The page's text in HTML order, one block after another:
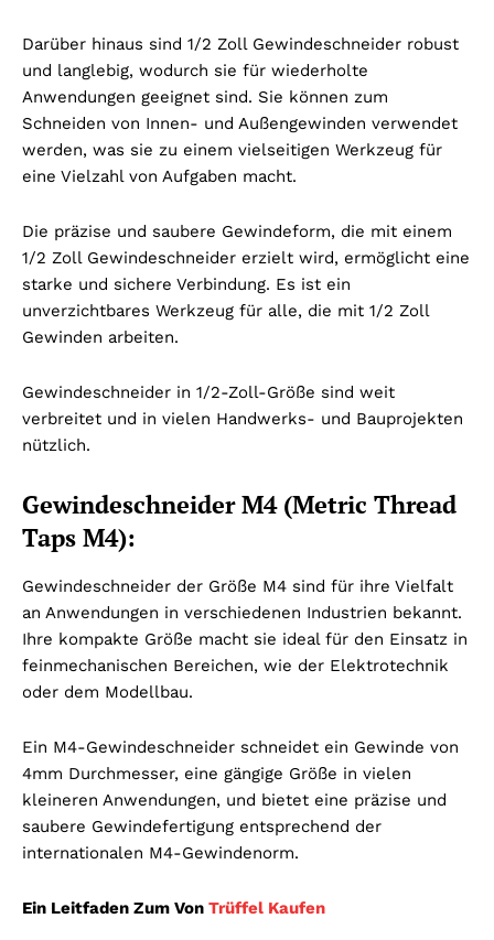
Darüber hinaus sind 1/2 Zoll Gewindeschneider robust
und langlebig, wodurch sie für wiederholte
Anwendungen geeignet sind. Sie können zum
Schneiden von Innen- und Außengewinden verwendet
werden, was sie zu einem vielseitigen Werkzeug für
eine Vielzahl von Aufgaben macht.
Die präzise und saubere Gewindeform, die mit einem
1/2 Zoll Gewindeschneider erzielt wird, ermöglicht eine
starke und sichere Verbindung. Es ist ein
unverzichtbares Werkzeug für alle, die mit 1/2 Zoll
Gewinden arbeiten.
Gewindeschneider in 1/2-Zoll-Größe sind weit
verbreitet und in vielen Handwerks- und Bauprojekten
nützlich.
Gewindeschneider M4 (Metric Thread
Taps M4):
Gewindeschneider der Größe M4 sind für ihre Vielfalt
an Anwendungen in verschiedenen Industrien bekannt.
Ihre kompakte Größe macht sie ideal für den Einsatz in
feinmechanischen Bereichen, wie der Elektrotechnik
oder dem Modellbau.
Ein M4-Gewindeschneider schneidet ein Gewinde von
4mm Durchmesser, eine gängige Größe in vielen
kleineren Anwendungen, und bietet eine präzise und
saubere Gewindefertigung entsprechend der
internationalen M4-Gewindenorm.
Ein Leitfaden Zum Von Trüffel Kaufen